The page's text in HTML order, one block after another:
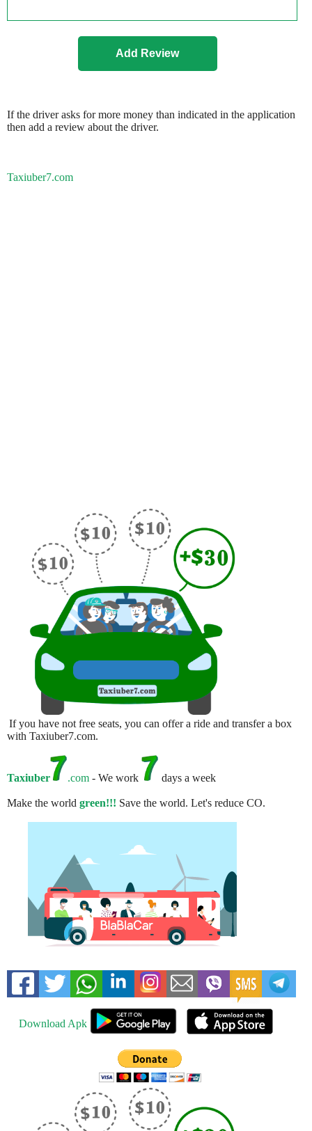
If the driver asks for more money than indicated in the application
then add a review about the driver.
Taxiuber7.com
If you have not free seats, you can offer a ride and transfer a box
with Taxiuber7.com.
Taxiuber .com - We work days a week
Make the world green!!! Save the world. Let's reduce CO.
Download Apk